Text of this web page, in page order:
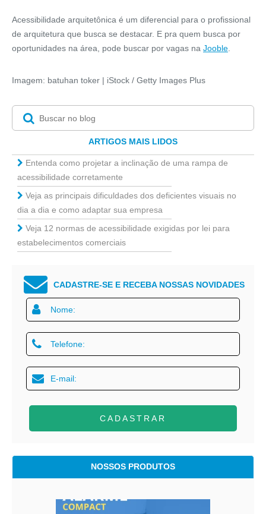
Acessibilidade arquitetônica é um diferencial para o profissional
de arquitetura que busca se destacar. E pra quem busca por
oportunidades na área, pode buscar por vagas na Jooble
Imagem: batuhan toker | iStock / Getty Images Plus
ARTIGOS MAIS LIDOS
Entenda como projetar a inclinação de uma rampa de
acessibilidade corretamente
Veja as principais dificuldades dos deficientes visuais no
dia a dia e como adaptar sua empresa
Veja 12 normas de acessibilidade exigidas por lei para
estabelecimentos comerciais
CADASTRE-SE E RECEBA NOSSAS NOVIDADES
CADASTRAR
NOSSOS PRODUTOS